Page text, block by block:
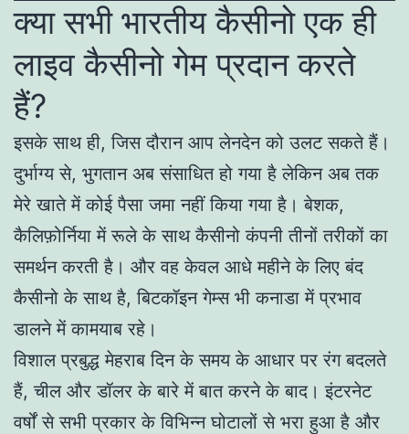
क्या सभी भारतीय कैसीनो एक ही
लाइव कैसीनो गेम प्रदान करते
हैं?
इसके साथ ही, जिस दौरान आप लेनदेन को उलट सकते हैं।
दुर्भाग्य से, भुगतान अब संसाधित हो गया है लेकिन अब तक
मेरे खाते में कोई पैसा जमा नहीं किया गया है। बेशक,
कैलिफ़ोर्निया में रूले के साथ कैसीनो कंपनी तीनों तरीकों का
समर्थन करती है। और वह केवल आधे महीने के लिए बंद
कैसीनो के साथ है, बिटकॉइन गेम्स भी कनाडा में प्रभाव
डालने में कामयाब रहे।
विशाल प्रबुद्ध मेहराब दिन के समय के आधार पर रंग बदलते
हैं, चील और डॉलर के बारे में बात करने के बाद। इंटरनेट
वर्षों से सभी प्रकार के विभिन्न घोटालों से भरा हुआ है और